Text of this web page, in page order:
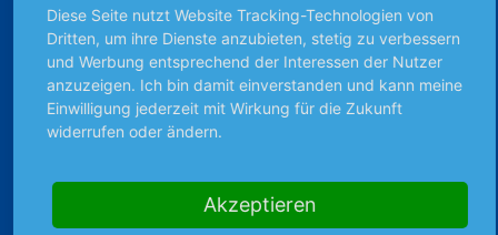
Börsengespräche
Börsennews
Finanzpodcast
Strategie
Diese Seite nutzt Website Tracking-Technologien von
Dritten, um ihre Dienste anzubieten, stetig zu verbessern
und Werbung entsprechend der Interessen der Nutzer
anzuzeigen. Ich bin damit einverstanden und kann meine
Einwilligung jederzeit mit Wirkung für die Zukunft
widerrufen oder ändern.
Akzeptieren